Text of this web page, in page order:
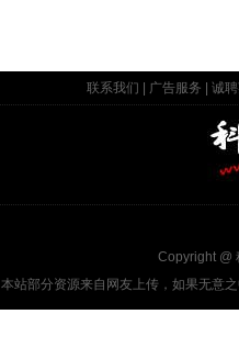
联系我们 广告服务 诚
Copyright @
本站部分资源来自网友上传，如果无意